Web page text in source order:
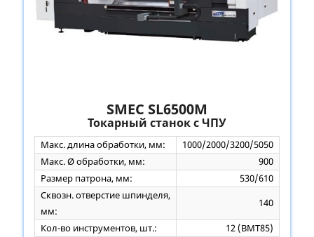
SMEC SL6500M
Токарный станок с ЧПУ
Макс. длина обработки, мм:
1000/2000/3200/5050
Макс. Ø обработки, мм:
900
Размер патрона, мм:
530/610
Сквозн. отверстие шпинделя,
мм:
140
Кол-во инструментов, шт.:
12 (BMT85)